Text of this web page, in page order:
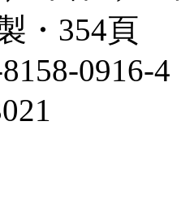
・354頁
0916-4